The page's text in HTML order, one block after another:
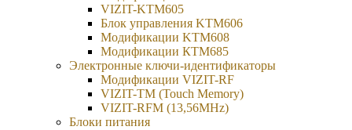
VIZIT-KTM605
Блок управления KTM606
Модификации KTM608
Модификации КТМ685
Электронные ключи-идентификаторы
Модификации VIZIT-RF
VIZIT-TM (Touch Memory)
VIZIT-RFM (13,56MHz)
Блоки питания